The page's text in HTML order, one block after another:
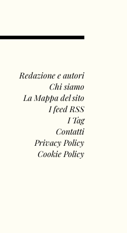
Redazione e autori
Chi siamo
La Mappa del sito
I feed RSS
I Tag
Contatti
Privacy Policy
Cookie Policy